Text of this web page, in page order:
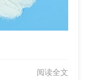
阅读全文